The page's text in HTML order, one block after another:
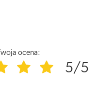
Twoja ocena:
5/5